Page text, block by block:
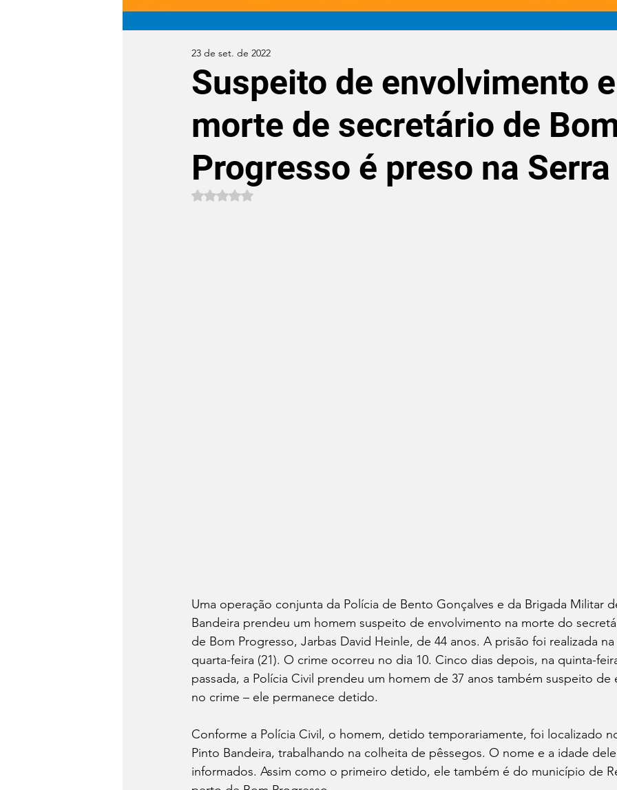
Suspeito de envolvimento
morte de secretário de
Progresso é preso na Serra
23 de set. de 2022
Avaliado com NaN de 5 estrelas.
Uma operação conjunta da Polícia de Bento Gonçalves e da Brigada Militar
Bandeira prendeu um homem suspeito de envolvimento na morte do
de Bom Progresso, Jarbas David Heinle, de 44 anos. A prisão foi realizada
quarta-feira (21). O crime ocorreu no dia 10. Cinco dias depois, na quinta-
passada, a Polícia Civil prendeu um homem de 37 anos também suspeito
no crime – ele permanece detido.
Conforme a Polícia Civil, o homem, detido temporariamente, foi localizado
Pinto Bandeira, trabalhando na colheita de pêssegos. O nome e a idade
informados. Assim como o primeiro detido, ele também é do município de